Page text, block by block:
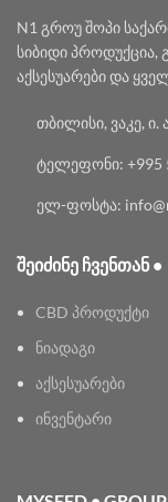
N1 გროუ შოპი
სიბიდი პროდუქცია,
აქსესუარები და
თბილისი, ვაკე, ი.
ტელეფონი: +995
ელ-ფოსტა:
ᲨᲔᲘᲫᲘᲜᲔ ᲩᲕᲔᲜᲗᲐᲜ •
CBD პროდუქტი
ნიადაგი
აქსესუარები
ინვენტარი